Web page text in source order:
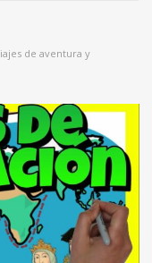
de aventura y